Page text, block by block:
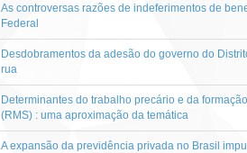
As controversas razões de indeferimentos de
Federal
Desdobramentos da adesão do governo do
rua
Determinantes do trabalho precário e da
(RMS) : uma aproximação da temática
A expansão da previdência privada no Brasil